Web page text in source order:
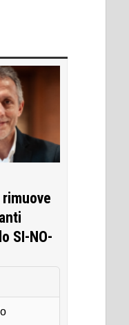
SI-NO-